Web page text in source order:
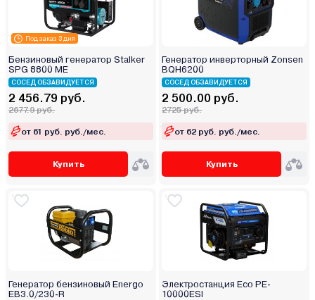
Под заказ 3 дня
Бензиновый генератор Stalker
SPG 8800 ME
СОСЕД ОБЗАВИДУЕТСЯ
2 456.79 руб.
2677.9 руб.
от 61 руб. руб./мес.
Купить
Генератор инверторный Zonsen
BQH6200
СОСЕД ОБЗАВИДУЕТСЯ
2 500.00 руб.
2725 руб.
от 62 руб. руб./мес.
Купить
Генератор бензиновый Energo
EB3.0/230-R
Электростанция Eco PE-
10000ESI